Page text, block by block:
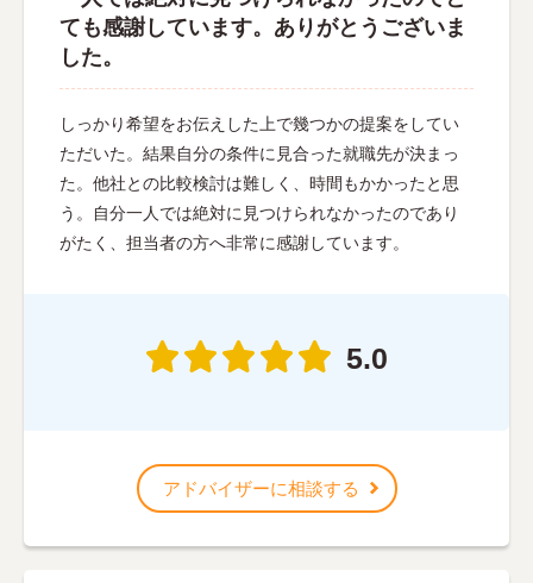
ても感謝しています。ありがとうございま
した。
しっかり希望をお伝えした上で幾つかの提案をしてい
ただいた。結果自分の条件に見合った就職先が決まっ
た。他社との比較検討は難しく、時間もかかったと思
う。自分一人では絶対に見つけられなかったのであり
がたく、担当者の方へ非常に感謝しています。
5.0
アドバイザーに相談する